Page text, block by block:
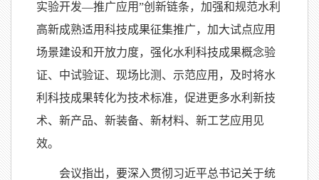
实验开发—推广应用”创新链条，加强和规范水利
高新成熟适用科技成果征集推广，加大试点应用
场景建设和开放力度，强化水利 科技成果概念验
证、中试验证、现场比测、示范应用，及时将水
利 科技成果转化为技术标准，促进更多水利 新技
术、新产品、新装备、新材料、新工艺应用见
效。
会议指出，要深入贯彻习近平总书记关于统